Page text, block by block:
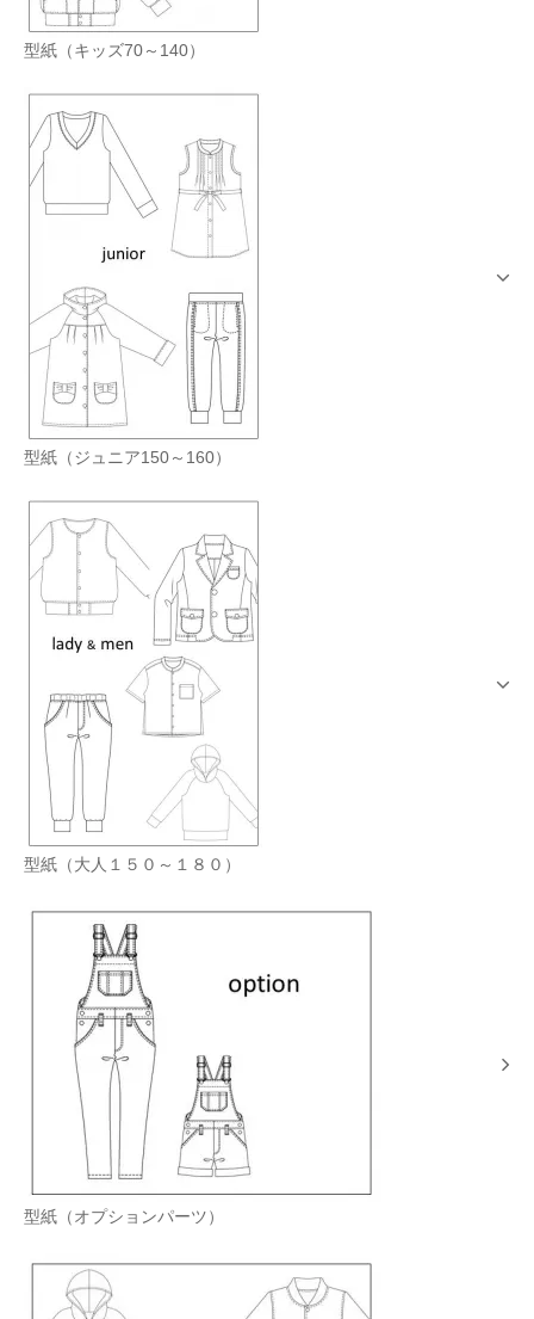
型紙（キッズ70～140）
型紙（ジュニア150～160）
型紙（大人１５０～１８０）
型紙（オプションパーツ）